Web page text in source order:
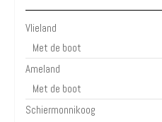
Vlieland
Met de boot
Ameland
Met de boot
Schiermonnikoog